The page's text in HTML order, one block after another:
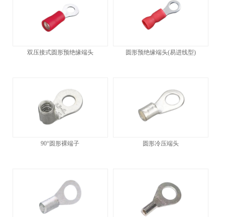
双压接式圆形预绝缘端头 圆形预绝缘端头(易进线型)
90°圆形裸端子 圆形冷压端头